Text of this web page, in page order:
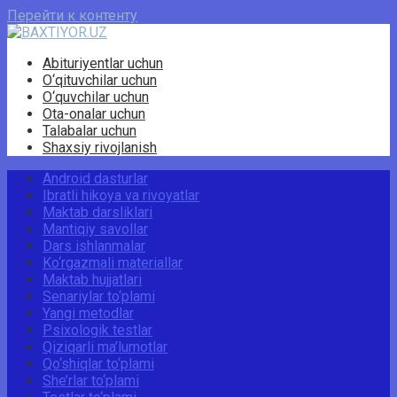
Перейти к контенту
Abituriyentlar uchun
O‘qituvchilar uchun
O‘quvchilar uchun
Ota-onalar uchun
Talabalar uchun
Shaxsiy rivojlanish
Android dasturlar
Ibratli hikoya va rivoyatlar
Maktab darsliklari
Mantiqiy savollar
Dars ishlanmalar
Ko‘rgazmali materiallar
Maktab hujjatlari
Senariylar to‘plami
Yangi metodlar
Psixologik testlar
Qiziqarli ma’lumotlar
Qo‘shiqlar to‘plami
She’rlar to‘plami